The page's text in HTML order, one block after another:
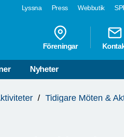
Lyssna Press Webbutik
Föreningar
Nyheter
Tidigare Möten &